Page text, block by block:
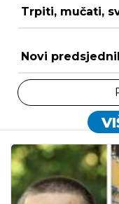
Trpiti, mučati,
Novi